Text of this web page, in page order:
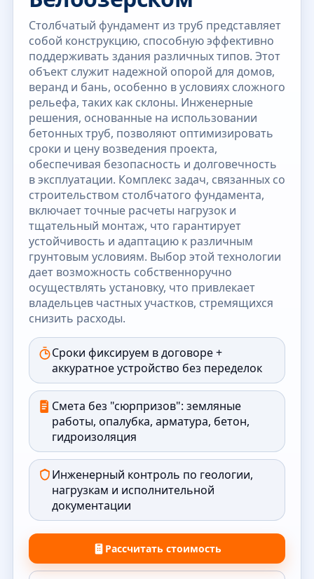
Столбчатый фундамент из труб представляет
собой конструкцию, способную эффективно
поддерживать здания различных типов. Этот
объект служит надежной опорой для домов,
веранд и бань, особенно в условиях сложного
рельефа, таких как склоны. Инженерные
решения, основанные на использовании
бетонных труб, позволяют оптимизировать
сроки и цену возведения проекта,
обеспечивая безопасность и долговечность
в эксплуатации. Комплекс задач, связанных со
строительством столбчатого фундамента,
включает точные расчеты нагрузок и
тщательный монтаж, что гарантирует
устойчивость и адаптацию к различным
грунтовым условиям. Выбор этой технологии
дает возможность собственноручно
осуществлять установку, что привлекает
владельцев частных участков, стремящихся
снизить расходы.
Сроки фиксируем в договоре +
аккуратное устройство без переделок
Смета без "сюрпризов": земляные
работы, опалубка, арматура, бетон,
гидроизоляция
Инженерный контроль по геологии,
нагрузкам и исполнительной
документации
Рассчитать стоимость